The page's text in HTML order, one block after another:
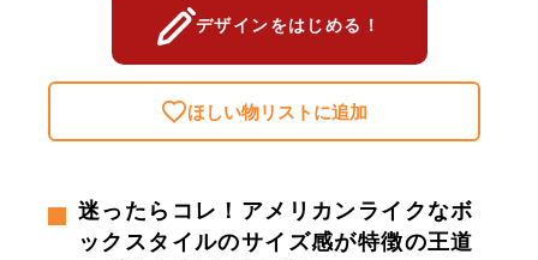
デザインをはじめる！
ほしい物リストに追加
迷ったらコレ！アメリカンライクなボ
ックスタイルのサイズ感が特徴の王道